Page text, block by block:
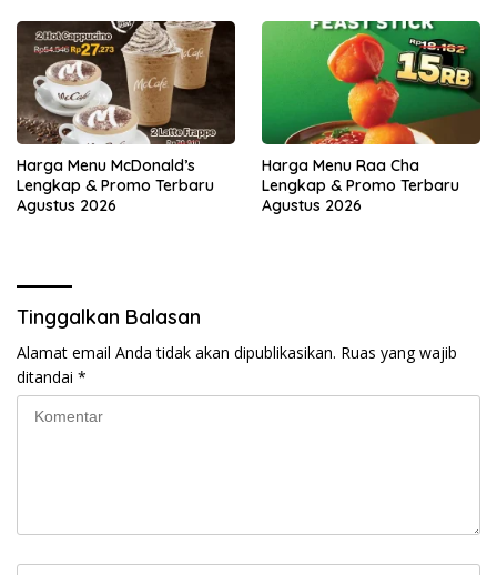
Harga Menu McDonald’s
Lengkap & Promo Terbaru
Agustus 2026
Harga Menu Raa Cha
Lengkap & Promo Terbaru
Agustus 2026
Tinggalkan Balasan
Alamat email Anda tidak akan dipublikasikan. Ruas yang wajib
ditandai *